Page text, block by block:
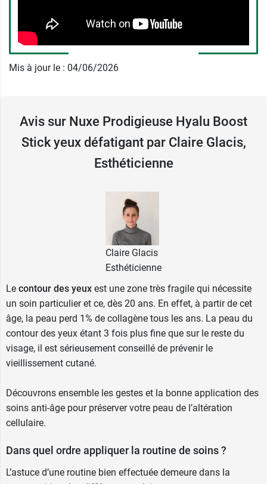
lumineux ! Son format vous permet une
application précise et nomade, sans coulée.
Découvrez également le
Mis à jour le : 04/06/2026
Avis sur Nuxe Prodigieuse Hyalu Boost
Stick yeux défatigant par Claire Glacis,
Esthéticienne
Claire Glacis
Esthéticienne
Le contour des yeux est une zone très fragile qui nécessite
un soin particulier et ce, dès 20 ans. En effet, à partir de cet
âge, la peau perd 1% de collagène tous les ans. La peau du
contour des yeux étant 3 fois plus fine que sur le reste du
visage, il est sérieusement conseillé de prévenir le
vieillissement cutané.
Découvrons ensemble les gestes et la bonne application des
soins anti-âge pour préserver votre peau de l’altération
cellulaire.
Dans quel ordre appliquer la routine de soins ?
L’astuce d’une routine bien effectuée demeure dans la